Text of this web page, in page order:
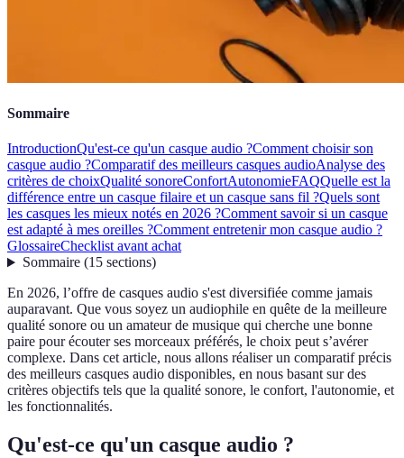
Sommaire
IntroductionQu'est-ce qu'un casque audio ?Comment choisir son
casque audio ?Comparatif des meilleurs casques audioAnalyse des
critères de choixQualité sonoreConfortAutonomieFAQQuelle est la
différence entre un casque filaire et un casque sans fil ?Quels sont
les casques les mieux notés en 2026 ?Comment savoir si un casque
est adapté à mes oreilles ?Comment entretenir mon casque audio ?
GlossaireChecklist avant achat
Sommaire(15 sections)
En 2026, l’offre de casques audio s'est diversifiée comme jamais
auparavant. Que vous soyez un audiophile en quête de la meilleure
qualité sonore ou un amateur de musique qui cherche une bonne
paire pour écouter ses morceaux préférés, le choix peut s’avérer
complexe. Dans cet article, nous allons réaliser un comparatif précis
des meilleurs casques audio disponibles, en nous basant sur des
critères objectifs tels que la qualité sonore, le confort, l'autonomie, et
les fonctionnalités.
Qu'est-ce qu'un casque audio ?